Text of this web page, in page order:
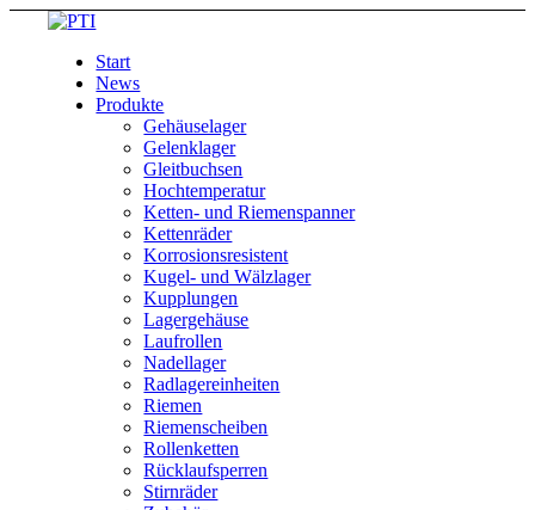
Start
News
Produkte
Gehäuselager
Gelenklager
Gleitbuchsen
Hochtemperatur
Ketten- und Riemenspanner
Kettenräder
Korrosionsresistent
Kugel- und Wälzlager
Kupplungen
Lagergehäuse
Laufrollen
Nadellager
Radlagereinheiten
Riemen
Riemenscheiben
Rollenketten
Rücklaufsperren
Stirnräder